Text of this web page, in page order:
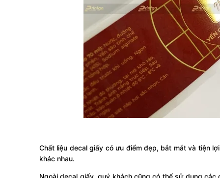
Chất liệu decal giấy có ưu điểm đẹp, bắt mắt và tiện
khác nhau.
Ngoài decal giấy, quý khách cũng có thể sử dụng